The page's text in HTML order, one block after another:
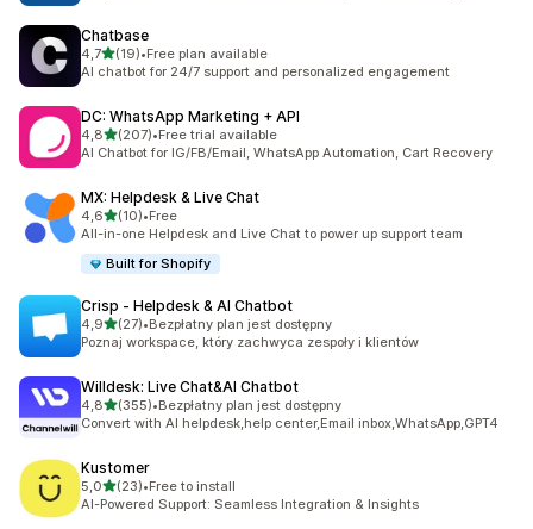
Chatbase
4,7na 5 gwiazdek
(19)
Łączna liczba recenzji: 19
•Free plan available
AI chatbot for 24/7 support and personalized engagement
DC: WhatsApp Marketing + API
4,8na 5 gwiazdek
(207)
Łączna liczba recenzji: 207
•Free trial available
AI Chatbot for IG/FB/Email, WhatsApp Automation, Cart Recovery
MX: Helpdesk & Live Chat
4,6na 5 gwiazdek
(10)
Łączna liczba recenzji: 10
•Free
All-in-one Helpdesk and Live Chat to power up support team
Built for Shopify
Crisp ‑ Helpdesk & AI Chatbot
4,9na 5 gwiazdek
(27)
Łączna liczba recenzji: 27
•Bezpłatny plan jest dostępny
Poznaj workspace, który zachwyca zespoły i klientów
Willdesk: Live Chat&AI Chatbot
4,8na 5 gwiazdek
(355)
Łączna liczba recenzji: 355
•Bezpłatny plan jest dostępny
Convert with AI helpdesk,help center,Email inbox,WhatsApp,GPT4
Kustomer
5,0na 5 gwiazdek
(23)
Łączna liczba recenzji: 23
•Free to install
AI-Powered Support: Seamless Integration & Insights